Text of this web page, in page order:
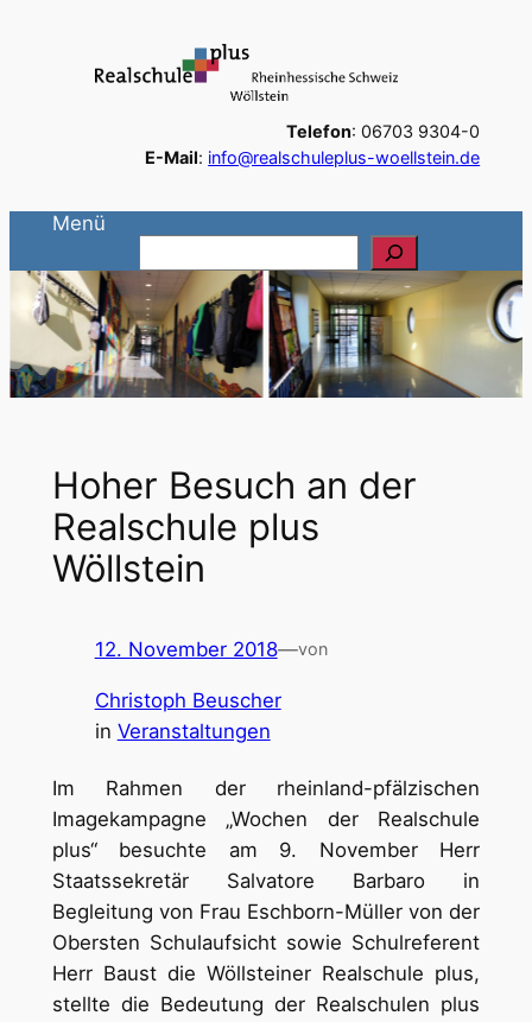
Telefon: 06703 9304-0
E-Mail: info@realschuleplus-woellstein.de
Menü
u
c
h
e
n
Hoher Besuch an der
Realschule plus
Wöllstein
12. November 2018—von
Christoph Beuscher
in Veranstaltungen
Im Rahmen der rheinland-pfälzischen
Imagekampagne „Wochen der Realschule
plus“ besuchte am 9. November Herr
Staatssekretär Salvatore Barbaro in
Begleitung von Frau Eschborn-Müller von der
Obersten Schulaufsicht sowie Schulreferent
Herr Baust die Wöllsteiner Realschule plus,
stellte die Bedeutung der Realschulen plus